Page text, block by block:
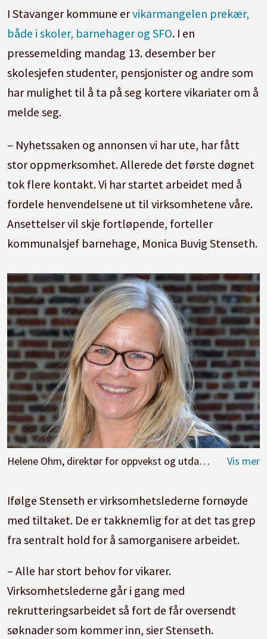
I Stavanger kommune ervikarmangelen prekær,
både i skoler, barnehager og SFO. I en
pressemelding mandag 13. desember ber
skolesjefen studenter, pensjonister og andre som
har mulighet til å ta på seg kortere vikariater om å
melde seg.
– Nyhetssaken og annonsen vi har ute, har fått
stor oppmerksomhet. Allerede det første døgnet
tok flere kontakt. Vi har startet arbeidet med å
fordele henvendelsene ut til virksomhetene våre.
Ansettelser vil skje fortløpende, forteller
kommunalsjef barnehage, Monica Buvig Stenseth.
Helene Ohm, direktør for oppvekst og utdanning i Stavanger.
Ifølge Stenseth er virksomhetslederne fornøyde
med tiltaket. De er takknemlig for at det tas grep
fra sentralt hold for å samorganisere arbeidet.
– Alle har stort behov for vikarer.
Virksomhetslederne går i gang med
rekrutteringsarbeidet så fort de får oversendt
søknader som kommer inn, sier Stenseth.